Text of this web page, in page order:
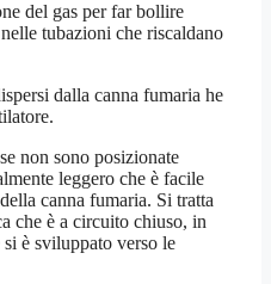
del gas per far bollire
tubazioni che riscaldano
dalla canna fumaria he
non sono posizionate
leggero che è facile
canna fumaria. Si tratta
che è a circuito chiuso, in
è sviluppato verso le